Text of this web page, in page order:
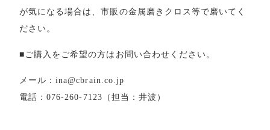
が気になる場合は、市販の金属磨きクロス等で磨いてく
ださい。
■ご購入をご希望の方はお問い合わせください。
メール：ina@cbrain.co.jp
電話：076-260-7123（担当：井波）